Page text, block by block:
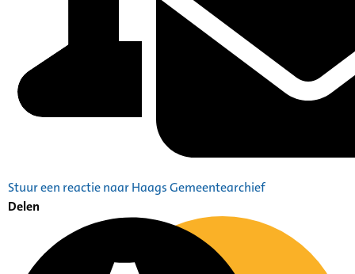
Stuur een reactie naar Haags Gemeentearchief
Delen